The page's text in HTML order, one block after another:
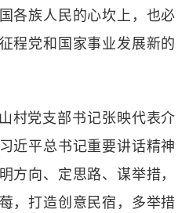
各族人民的心坎上，也必
程党和国家事业发展新的
村党支部书记张映代表介
近平总书记重要讲话精神
方向、定思路、谋举措，
，打造创意民宿，多举措